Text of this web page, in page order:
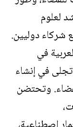
لعلوم
شركاء دوليين.
في
تجلى في إنشاء
وتحتضن